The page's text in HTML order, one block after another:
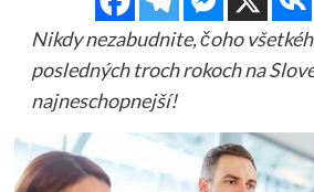
Nikdy nezabudnite, čoho
posledných troch rokoch na
najneschopnejší!